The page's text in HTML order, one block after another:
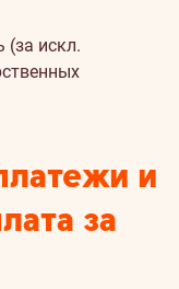
(за искл.
и
за